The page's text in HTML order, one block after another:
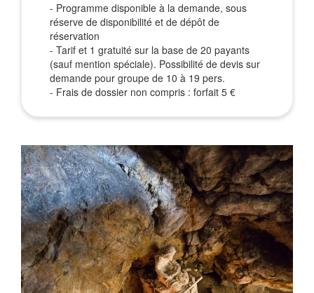
- Programme disponible à la demande, sous
réserve de disponibilité et de dépôt de
réservation
- Tarif et 1 gratuité sur la base de 20 payants
(sauf mention spéciale). Possibilité de devis sur
demande pour groupe de 10 à 19 pers.
- Frais de dossier non compris : forfait 5 €